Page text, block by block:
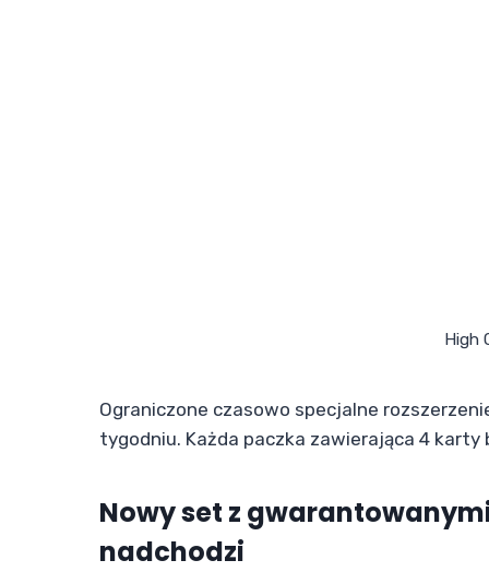
High
Ograniczone czasowo specjalne
tygodniu. Każda paczka zawierająca 4
Nowy set z
nadchodzi